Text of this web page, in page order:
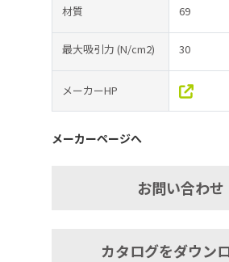
材質 69
最大吸引力 (N/cm2) 30
メーカーHP
メーカーページへ
お問い合わせ
カタログをダウン